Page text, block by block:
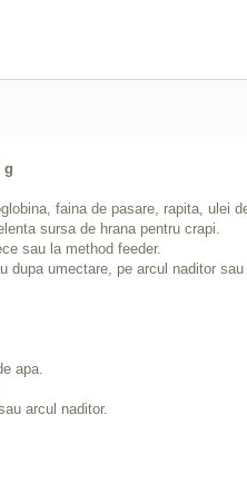
g
faina de pasare, rapita, ulei
sursa de hrana pentru crapi.
sau la method feeder.
umectare, pe arcul naditor
apa.
arcul naditor.